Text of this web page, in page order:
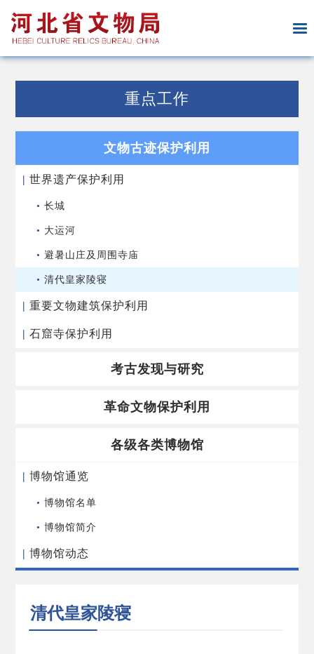
重点工作
文物古迹保护利用
| 世界遗产保护利用
• 长城
• 大运河
• 避暑山庄及周围寺庙
• 清代皇家陵寝
| 重要文物建筑保护利用
| 石窟寺保护利用
考古发现与研究
革命文物保护利用
各级各类博物馆
| 博物馆通览
• 博物馆名单
• 博物馆简介
| 博物馆动态
清代皇家陵寝